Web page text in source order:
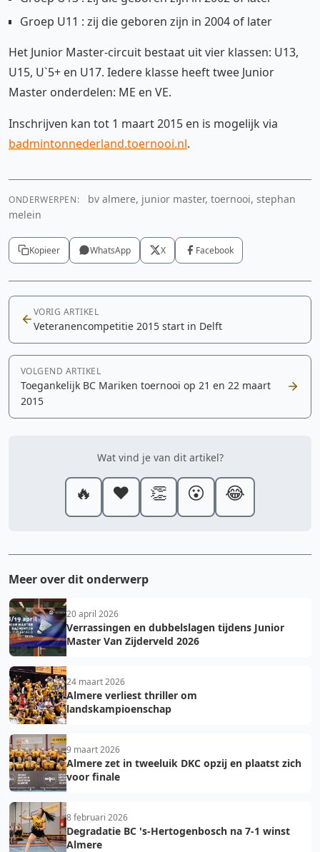
Groep U11 : zij die geboren zijn in 2004 of later
Het Junior Master-circuit bestaat uit vier klassen: U13,
U15, U`5+ en U17. Iedere klasse heeft twee Junior
Master onderdelen: ME en VE.
Inschrijven kan tot 1 maart 2015 en is mogelijk via
badmintonnederland.toernooi.nl.
ONDERWERPEN:
bv almere, junior master, toernooi, stephan
melein
Kopieer WhatsApp X Facebook
VORIG ARTIKEL
Veteranencompetitie 2015 start in Delft
VOLGEND ARTIKEL
Toegankelijk BC Mariken toernooi op 21 en 22 maart
2015
Wat vind je van dit artikel?
🔥 ❤️ 👏 😮 😂
Meer over dit onderwerp
20 april 2026
Verrassingen en dubbelslagen tijdens Junior
Master Van Zijderveld 2026
24 maart 2026
Almere verliest thriller om
landskampioenschap
9 maart 2026
Almere zet in tweeluik DKC opzij en plaatst zich
voor finale
8 februari 2026
Degradatie BC 's-Hertogenbosch na 7-1 winst
Almere